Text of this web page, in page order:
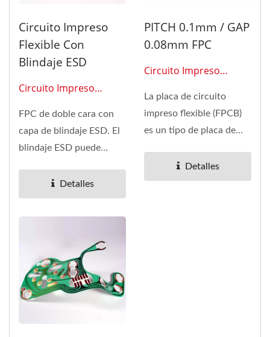
Circuito Impreso
Flexible Con
Blindaje ESD
Circuito Impreso
FPC de doble cara con
capa de blindaje ESD. El
blindaje ESD puede
perturbación...
Detalles
PITCH 0.1mm / GAP
0.08mm FPC
Circuito Impreso
La placa de circuito
impreso flexible (FPCB)
es un tipo de placa de
Detalles